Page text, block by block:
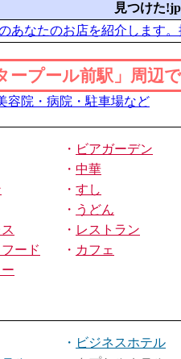
見つけた
あなたのお店を紹介します
ープール前駅」周辺で
容院・病院・駐車場など
・ ビアガーデン
・ 中華
・ すし
・ うどん
・ レストラン
ード ・ カフェ
・ ビジネスホテル